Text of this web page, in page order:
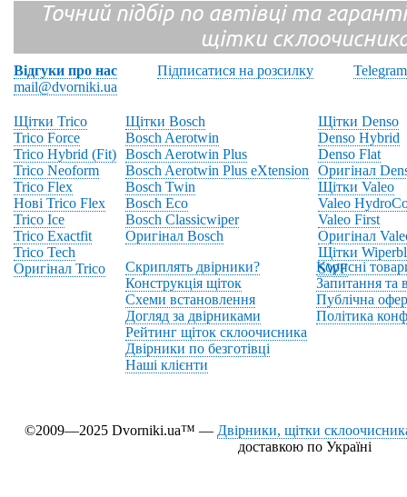
Точний підбір по автівці та
щітки
Відгуки про нас Підписатися на розсилку
Telegram
mail@dvorniki.ua
Щітки Trico
Trico Force
Trico Hybrid (Fit)
Trico Neoform
Trico Flex
Нові Trico Flex
Trico Ice
Trico Exactfit
Trico Tech
Оригінал Trico
Щітки Bosch
Bosch Aerotwin
Bosch Aerotwin Plus
Bosch Aerotwin Plus eXtension
Bosch Twin
Bosch Eco
Bosch Classicwiper
Оригінал Bosch
Щітки Denso
Denso Hybrid
Denso Flat
Оригінал
Щітки Valeo
Valeo
Valeo First
Оригінал
Щітки
SWF
Скриплять двірники?
Конструкція щіток
Схеми встановлення
Догляд за двірниками
Рейтинг щіток склоочисника
Двірники по безготівці
Наші клієнти
Корисні
Запитання та
Публічна
Політика
©2009—2025 Dvorniki.ua™ — Двірники, щітки
доставкою по Україні